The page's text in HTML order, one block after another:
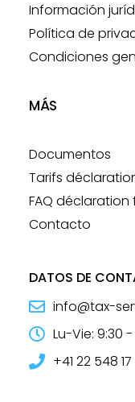
Información
Política de
Condiciones
MÁS
Documentos
Tarifs
FAQ déclaration
Contacto
DATOS DE
info@tax-
Lu-Vie: 9:30 -
+41 22 548